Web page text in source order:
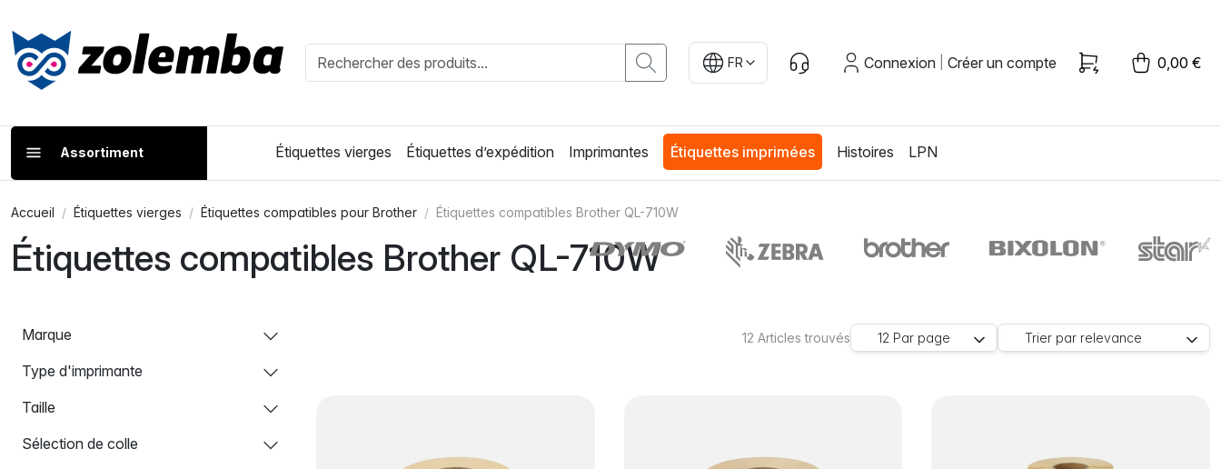
FR Connexion Créer un compte 0,00 €
Assortiment Étiquettes vierges Étiquettes d’expédition Imprimantes Étiquettes imprimées Histoires LPN
Accueil Étiquettes vierges Étiquettes compatibles pour Brother Étiquettes compatibles Brother QL-710W
Étiquettes compatibles Brother QL-710W
Marque
Type d'imprimante
Taille
Sélection de colle
12Articles trouvés 12 Par page Trier par relevance